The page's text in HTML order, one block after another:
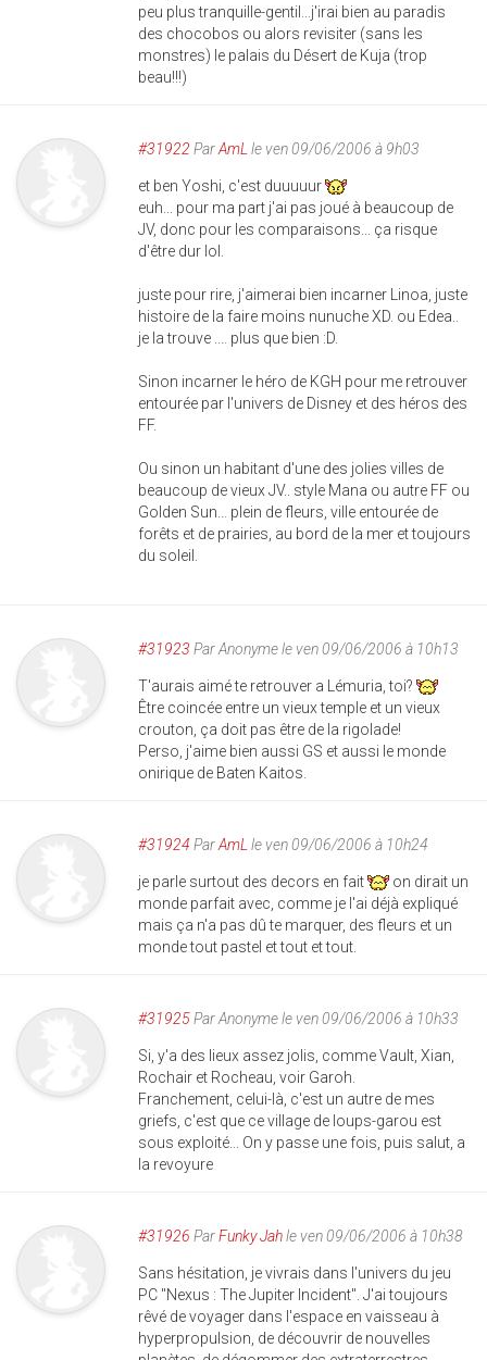
peu plus tranquille-gentil...j'irai bien au paradis
des chocobos ou alors revisiter (sans les
monstres) le palais du Désert de Kuja (trop
beau!!!)
#31922 ParAmL le ven 09/06/2006 à 9h03
et ben Yoshi, c'est duuuuur
euh... pour ma part j'ai pas joué à beaucoup de
JV, donc pour les comparaisons... ça risque
d'être dur lol.
juste pour rire, j'aimerai bien incarner Linoa, juste
histoire de la faire moins nunuche XD. ou Edea..
je la trouve .... plus que bien :D.
Sinon incarner le héro de KGH pour me retrouver
entourée par l'univers de Disney et des héros des
FF.
Ou sinon un habitant d'une des jolies villes de
beaucoup de vieux JV.. style Mana ou autre FF ou
Golden Sun... plein de fleurs, ville entourée de
forêts et de prairies, au bord de la mer et toujours
du soleil.
#31923 ParAnonymele ven 09/06/2006 à 10h13
T'aurais aimé te retrouver a Lémuria, toi?
Être coincée entre un vieux temple et un vieux
crouton, ça doit pas être de la rigolade!
Perso, j'aime bien aussi GS et aussi le monde
onirique de Baten Kaitos.
#31924 ParAmL le ven 09/06/2006 à 10h24
je parle surtout des decors en fait
on dirait un
monde parfait avec, comme je l'ai déjà expliqué
mais ça n'a pas dû te marquer, des fleurs et un
monde tout pastel et tout et tout.
#31925ParAnonymele ven 09/06/2006 à 10h33
Si, y'a des lieux assez jolis, comme Vault, Xian,
Rochair et Rocheau, voir Garoh.
Franchement, celui-là, c'est un autre de mes
griefs, c'est que ce village de loups-garou est
sous exploité... On y passe une fois, puis salut, a
la revoyure
#31926 ParFunky Jahle ven 09/06/2006 à 10h38
Sans hésitation, je vivrais dans l'univers du jeu
PC "Nexus : The Jupiter Incident". J'ai toujours
rêvé de voyager dans l'espace en vaisseau à
hyperpropulsion, de découvrir de nouvelles